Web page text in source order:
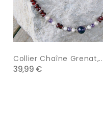
Collier Chaîne
39,99 €